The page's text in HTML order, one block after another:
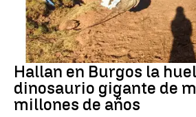
Dinosaurios
Hallan en Burgos la
dinosaurio gigante de
millones de años